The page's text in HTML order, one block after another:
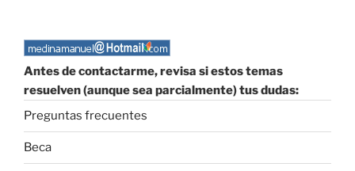
Antes de contactarme, revisa si estos temas
resuelven (aunque sea parcialmente) tus dudas:
Preguntas frecuentes
Beca